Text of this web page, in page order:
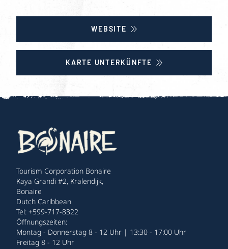
WEBSITE
KARTE UNTERKÜNFTE
Tourism Corporation Bonaire
Kaya Grandi #2, Kralendijk,
Bonaire
Dutch Caribbean
Tel: +599-717-8322
Öffnungszeiten:
Montag - Donnerstag 8 - 12 Uhr | 13:30 - 17:00 Uhr
Freitag 8 - 12 Uhr